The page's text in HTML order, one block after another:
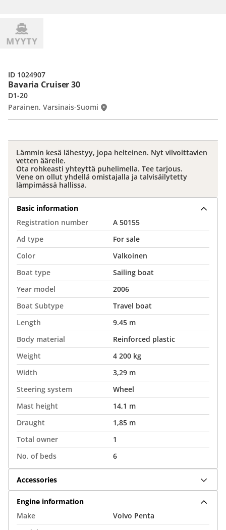
Bavaria Cruiser 30
D1-20
Parainen, Varsinais-Suomi
ID 1024907
Lämmin kesä lähestyy, jopa helteinen. Nyt vilvoittavien
vetten äärelle.
Ota rohkeasti yhteyttä puhelimella. Tee tarjous.
Vene on ollut yhdellä omistajalla ja talvisäilytetty
lämpimässä hallissa.
Basic information
Registration number
A 50155
Ad type
For sale
Color
Valkoinen
Boat type
Sailing boat
Year model
2006
Boat Subtype
Travel boat
Length
9.45 m
Body material
Reinforced plastic
Weight
4 200 kg
Width
3,29 m
Steering system
Wheel
Mast height
14,1 m
Draught
1,85 m
Total owner
1
No. of beds
6
Accessories
Engine information
Make
Volvo Penta